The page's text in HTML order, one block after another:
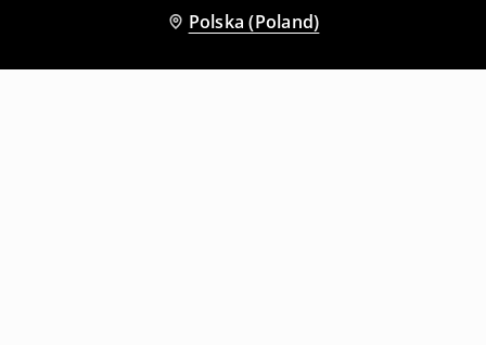
Polska (Poland)